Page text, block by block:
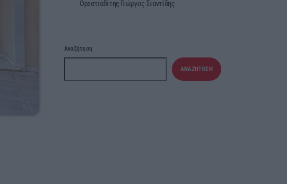
Ορεστιαδίτης Γιώργος Σιαντίδης
Αναζήτηση
ΑΝΑΖΉΤΗΣΗ